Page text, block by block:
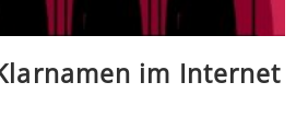
im Internet